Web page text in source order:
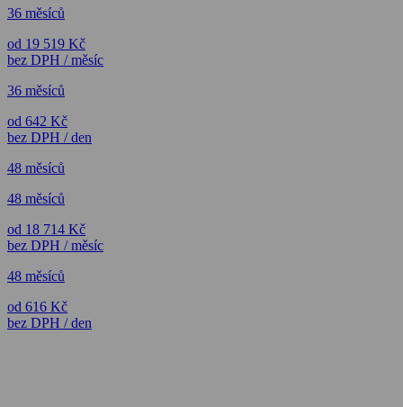
36 měsíců
od 19 519 Kč
bez DPH / měsíc
36 měsíců
od 642 Kč
bez DPH / den
48 měsíců
48 měsíců
od 18 714 Kč
bez DPH / měsíc
48 měsíců
od 616 Kč
bez DPH / den